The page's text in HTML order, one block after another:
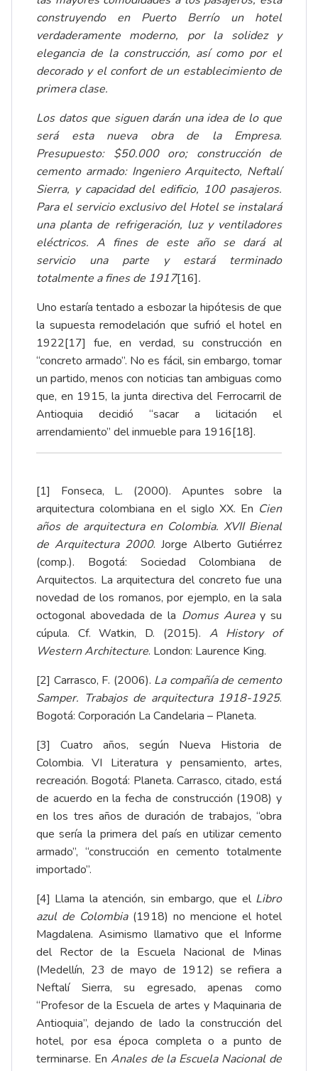
construyendo en Puerto Berrío un hotel
verdaderamente moderno, por la solidez y
elegancia de la construcción, así como por el
decorado y el confort de un establecimiento de
primera clase.
Los datos que siguen darán una idea de lo que
será esta nueva obra de la Empresa.
Presupuesto: $50.000 oro; construcción de
cemento armado: Ingeniero Arquitecto, Neftalí
Sierra, y capacidad del edificio, 100 pasajeros.
Para el servicio exclusivo del Hotel se instalará
una planta de refrigeración, luz y ventiladores
eléctricos. A fines de este año se dará al
servicio una parte y estará terminado
totalmente a fines de 1917[16].
Uno estaría tentado a esbozar la hipótesis de que
la supuesta remodelación que sufrió el hotel en
1922[17] fue, en verdad, su construcción en
“concreto armado”. No es fácil, sin embargo, tomar
un partido, menos con noticias tan ambiguas como
que, en 1915, la junta directiva del Ferrocarril de
Antioquia decidió “sacar a licitación el
arrendamiento” del inmueble para 1916[18].
[1] Fonseca, L. (2000). Apuntes sobre la
arquitectura colombiana en el siglo XX. En Cien
años de arquitectura en Colombia. XVII Bienal
de Arquitectura 2000. Jorge Alberto Gutiérrez
(comp.). Bogotá: Sociedad Colombiana de
Arquitectos. La arquitectura del concreto fue una
novedad de los romanos, por ejemplo, en la sala
octogonal abovedada de la Domus Aureay su
cúpula. Cf. Watkin, D. (2015). A History of
Western Architecture. London: Laurence King.
[2] Carrasco, F. (2006). La compañía de cemento
Samper. Trabajos de arquitectura 1918-1925.
Bogotá: Corporación La Candelaria – Planeta.
[3] Cuatro años, según Nueva Historia de
Colombia. VI Literatura y pensamiento, artes,
recreación. Bogotá: Planeta. Carrasco, citado, está
de acuerdo en la fecha de construcción (1908) y
en los tres años de duración de trabajos, “obra
que sería la primera del país en utilizar cemento
armado”, “construcción en cemento totalmente
importado”.
[4] Llama la atención, sin embargo, que el Libro
azul de Colombia(1918) no mencione el hotel
Magdalena. Asimismo llamativo que el Informe
del Rector de la Escuela Nacional de Minas
(Medellín, 23 de mayo de 1912) se refiera a
Neftalí Sierra, su egresado, apenas como
“Profesor de la Escuela de artes y Maquinaria de
Antioquia”, dejando de lado la construcción del
hotel, por esa época completa o a punto de
terminarse. En Anales de la Escuela Nacional de